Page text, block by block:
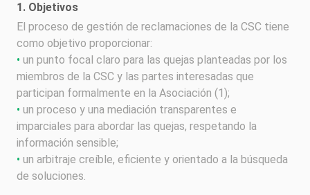
1. Objetivos
El proceso de gestión de reclamaciones de la CSC tiene
como objetivo proporcionar:
• un punto focal claro para las quejas planteadas por los
miembros de la CSC y las partes interesadas que
participan formalmente en la Asociación (1);
• un proceso y una mediación transparentes e
imparciales para abordar las quejas, respetando la
información sensible;
• un arbitraje creíble, eficiente y orientado a la búsqueda
de soluciones.